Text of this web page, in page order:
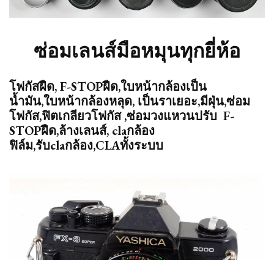
ซ่อมเลนส์มือหมุนทุกยี่ห้อ
โฟกัสฝืด, F-STOPฝืด,ใบหน้ากล้องเป็น
น้ำมัน,ใบหน้ากล้องหลุด, เป็นราเยอะ,มีฝุ่น,ซ่อม
โฟกัส,ฟิตเกลียวโฟกัส ,ซ่อมวงแหวนปรับ F-
STOPฝืด,ล้างเลนส์, claกล้อง
ฟิล์ม,รับclaกล้อง,CLAทั้งระบบ